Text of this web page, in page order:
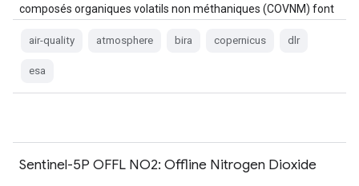
composés organiques volatils non méthaniques (COVNM) font
air-quality atmosphere bira copernicus dlr
esa
Sentinel-5P OFFL NO2: Offline Nitrogen Dioxide